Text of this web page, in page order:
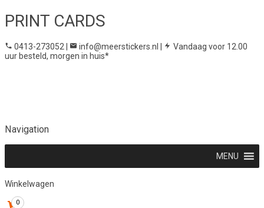
PRINT CARDS
0413-273052 | info@meerstickers.nl |
Vandaag voor 12.00
uur besteld, morgen in huis*
Navigation
MENU
Winkelwagen
0